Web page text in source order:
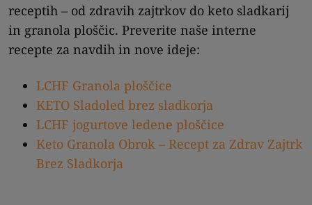
receptih – od zdravih zajtrkov do keto sladkarij
in granola ploščic. Preverite naše interne
recepte za navdih in nove ideje:
LCHF Granola ploščice
KETO Sladoled brez sladkorja
LCHF jogurtove ledene ploščice
Keto Granola Obrok – Recept za Zdrav Zajtrk
Brez Sladkorja